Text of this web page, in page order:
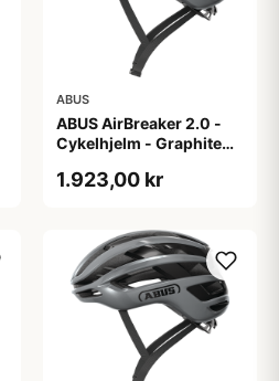
ABUS
ABUS AirBreaker 2.0 -
Cykelhjelm - Graphite
1.923,00 kr